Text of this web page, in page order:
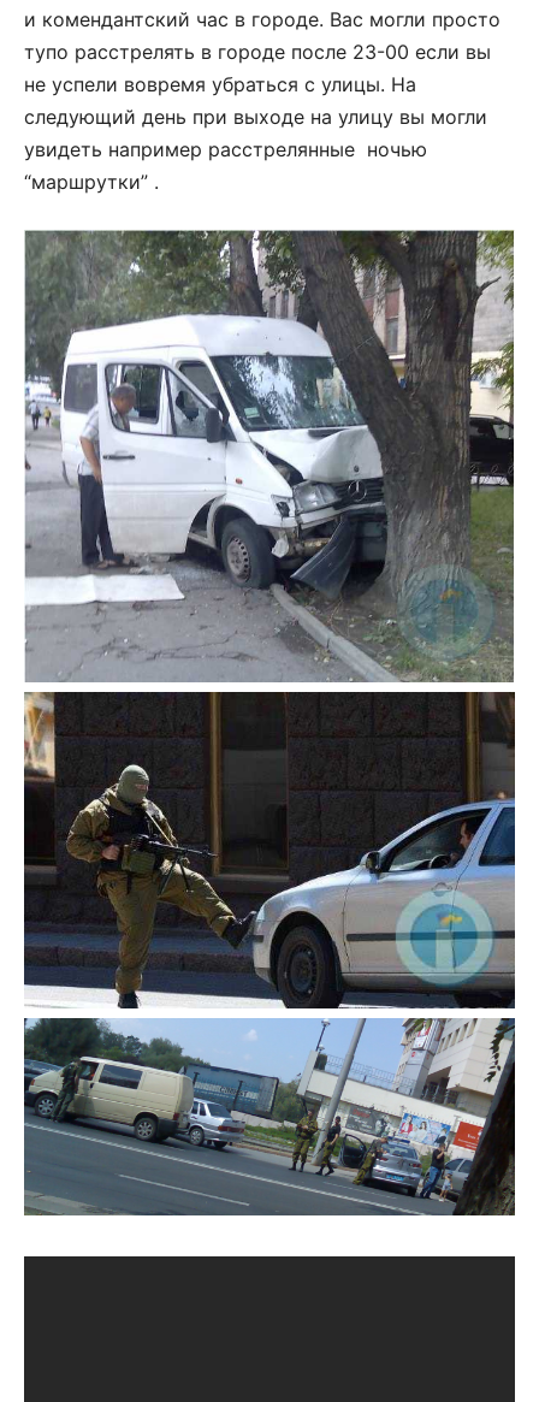
и комендантский час в городе. Вас могли просто
тупо расстрелять в городе после 23-00 если вы
не успели вовремя убраться с улицы. На
следующий день при выходе на улицу вы могли
увидеть например расстрелянные ночью
“маршрутки” .